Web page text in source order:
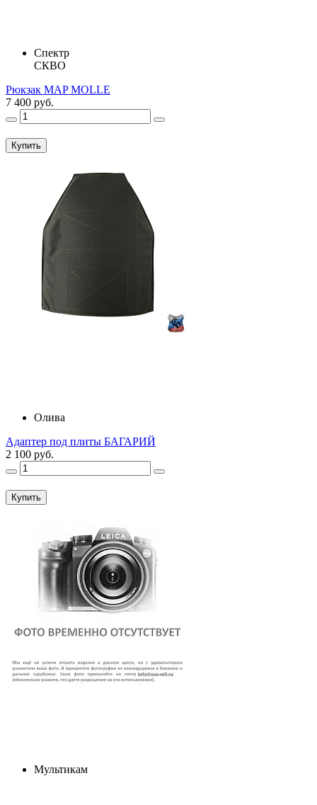
Спектр
СКВО
Рюкзак MAP MOLLE
7 400 руб.
Купить
Олива
Адаптер под плиты БАГАРИЙ
2 100 руб.
Купить
Мультикам